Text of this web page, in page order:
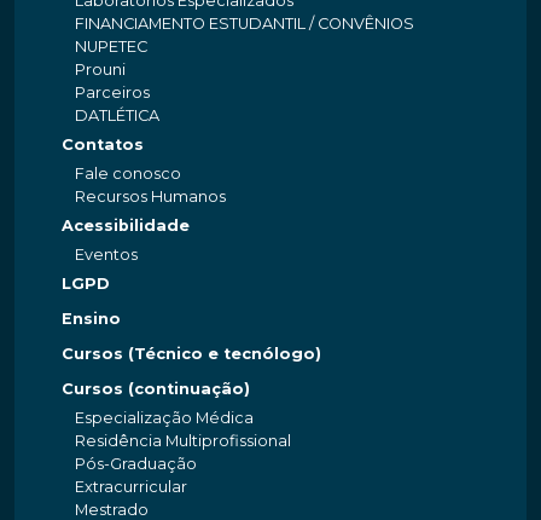
FINANCIAMENTO ESTUDANTIL / CONVÊNIOS
NUPETEC
Prouni
Parceiros
DATLÉTICA
Contatos
Fale conosco
Recursos Humanos
Acessibilidade
Eventos
LGPD
Ensino
Cursos (Técnico e tecnólogo)
Cursos (continuação)
Especialização Médica
Residência Multiprofissional
Pós-Graduação
Extracurricular
Mestrado